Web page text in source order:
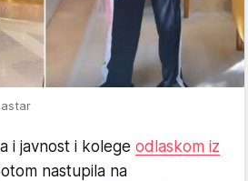
i javnost i kolege odlaskom iz
nastupila na